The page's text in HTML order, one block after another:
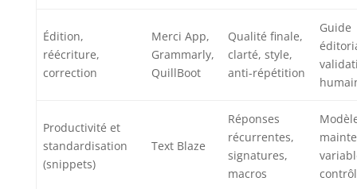
Édition,
réécriture,
correction
Merci App,
Grammarly,
QuillBoot
Qualité finale,
clarté, style,
anti-répétition
Guide
Productivité et
standardisation
(snippets)
Text Blaze
Réponses
récurrentes,
signatures,
macros